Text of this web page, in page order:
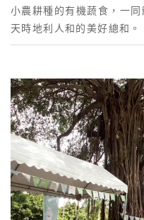
小農耕種的有機蔬食，一
天時地利人和的美好總和。